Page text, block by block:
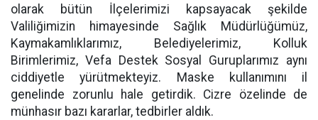
olarak bütün İlçelerimizi kapsayacak şekilde
Valiliğimizin himayesinde Sağlık Müdürlüğümüz,
Kaymakamlıklarımız, Belediyelerimiz, Kolluk
Birimlerimiz, Vefa Destek Sosyal Guruplarımız aynı
ciddiyetle yürütmekteyiz. Maske kullanımını il
genelinde zorunlu hale getirdik. Cizre özelinde de
münhasır bazı kararlar, tedbirler aldık.